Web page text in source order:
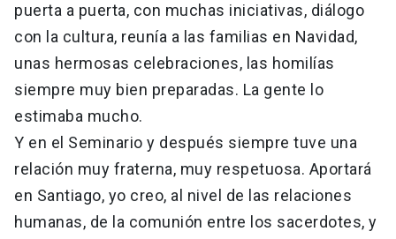
puerta a puerta, con muchas iniciativas, diálogo
con la cultura, reunía a las familias en Navidad,
unas hermosas celebraciones, las homilías
siempre muy bien preparadas. La gente lo
estimaba mucho.
Y en el Seminario y después siempre tuve una
relación muy fraterna, muy respetuosa. Aportará
en Santiago, yo creo, al nivel de las relaciones
humanas, de la comunión entre los sacerdotes, y